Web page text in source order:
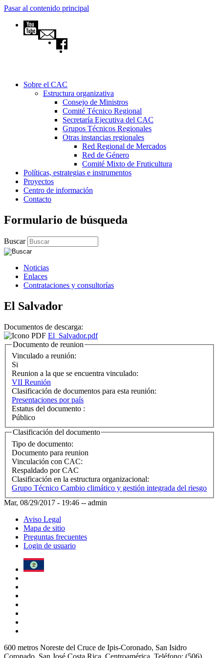
Pasar al contenido principal
Sobre el CAC
Estructura organizativa
Consejo de Ministros
Comité Técnico Regional
Secretaría Ejecutiva del CAC
Grupos Técnicos Regionales
Otras instancias regionales
Red Regional de Mercados
Red de Género
Comité Mixto de Fruticultura
Políticas, estrategias e instrumentos
Proyectos
Centro de información
Contacto
Formulario de búsqueda
Buscar
Noticias
Enlaces
Contrataciones y consultorías
El Salvador
Documentos de descarga:
El_Salvador.pdf
Documento de reunion
Vinculado a reunión:
Si
Reunion a la que se encuentra vinculado:
VII Reunión
Clasificación de documentos para esta reunión:
Presentaciones por país
Estatus del documento :
Público
Clasificación del documento
Tipo de documento:
Documento para reunion
Vinculación con CAC:
Respaldado por CAC
Clasificación en la estructura organizacional:
Grupo Técnico Cambio climático y gestión integrada del riesgo
Mar, 08/29/2017 - 19:46 -- admin
Aviso Legal
Mapa de sitio
Preguntas frecuentes
Login de usuario
600 metros Noreste del Cruce de Ipis-Coronado, San Isidro
Coronado, San José Costa Rica, Centroamérica. Teléfono: (506)